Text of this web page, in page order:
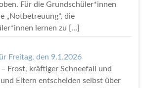
Für die Grundschüler*innen
„Notbetreuung“, die
lernen zu
[…]
Freitag, den 9.1.2026
Frost, kräftiger Schneefall und
Eltern entscheiden selbst über